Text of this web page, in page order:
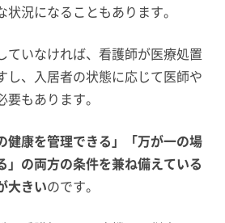
況になることもあります。
ていなければ、看護師が医療処置
し、入居者の状態に応じて医師や
もあります。
健康を管理できる」「万が一の場
」の両方の条件を兼ね備えている
大きいのです。